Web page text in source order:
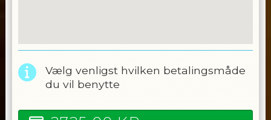
Vælg venligst hvilken betalingsmåde
du vil benytte